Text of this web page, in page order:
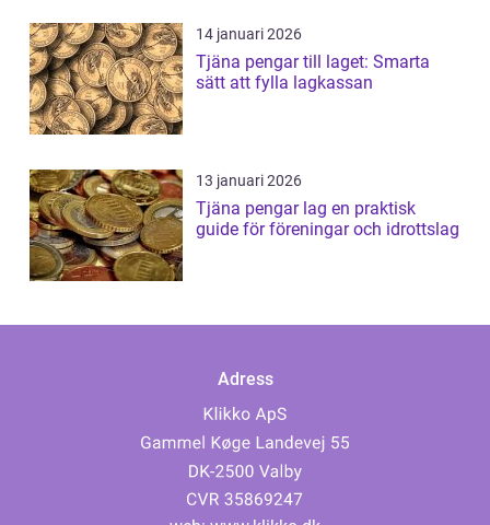
14 januari 2026
Tjäna pengar till laget: Smarta
sätt att fylla lagkassan
13 januari 2026
Tjäna pengar lag en praktisk
guide för föreningar och idrottslag
Adress